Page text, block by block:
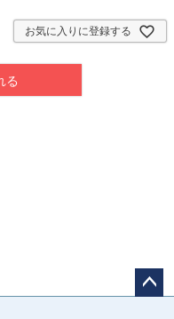
お気に入りに登録する
る